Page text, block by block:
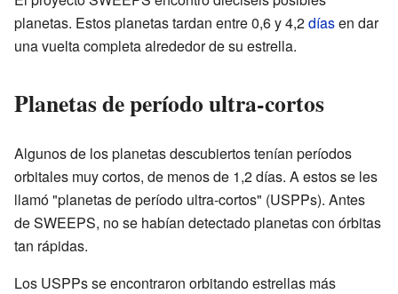
planetas. Estos planetas tardan entre 0,6 y 4,2díasen dar
una vuelta completa alrededor de su estrella.
Planetas de período ultra-cortos
Algunos de los planetas descubiertos tenían períodos
orbitales muy cortos, de menos de 1,2 días. A estos se les
llamó "planetas de período ultra-cortos" (USPPs). Antes
de SWEEPS, no se habían detectado planetas con órbitas
tan rápidas.
Los USPPs se encontraron orbitando estrellas más